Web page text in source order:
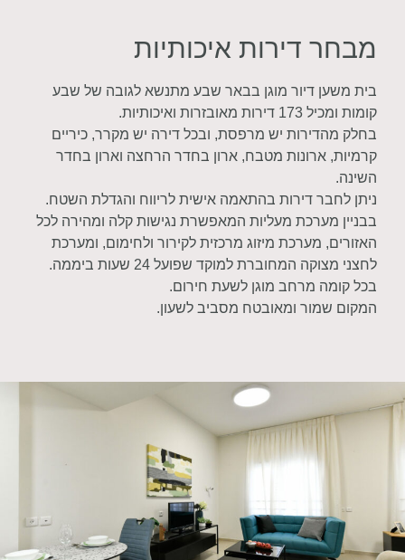
מבחר דירות איכותיות
בית משען דיור מוגן בבאר שבע מתנשא לגובה של שבע
קומות ומכיל 173 דירות מאובזרות ואיכותיות.
בחלק מהדירות יש מרפסת, ובכל דירה יש מקרר, כיריים
קרמיות, ארונות מטבח, ארון בחדר הרחצה וארון בחדר
השינה.
ניתן לחבר דירות בהתאמה אישית לריווח והגדלת השטח.
בבניין מערכת מעליות המאפשרת נגישות קלה ומהירה לכל
האזורים, מערכת מיזוג מרכזית לקירור ולחימום, ומערכת
לחצני מצוקה המחוברת למוקד שפועל 24 שעות ביממה.
בכל קומה מרחב מוגן לשעת חירום.
המקום שמור ומאובטח מסביב לשעון.